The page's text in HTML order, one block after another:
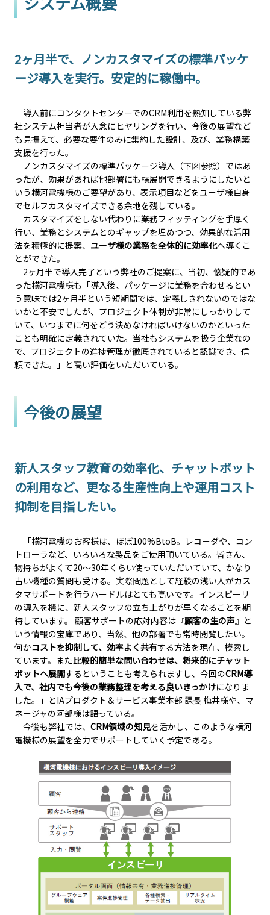
2ヶ月半で、ノンカスタマイズの標準パッケ
ージ導入を実行。安定的に稼働中。
導入前にコンタクトセンターでのCRM利用を熟知している弊
社システム担当者が入念にヒヤリングを行い、今後の展望など
も見据えて、必要な要件のみに集約した設計、及び、業務構築
支援を行った。
ノンカスタマイズの標準パッケージ導入（下図参照）ではあ
ったが、効果があれば他部署にも横展開できるようにしたいと
いう横河電機様のご要望があり、表示項目などをユーザ様自身
でセルフカスタマイズできる余地を残している。
カスタマイズをしない代わりに業務フィッティングを手厚く
行い、業務とシステムとのギャップを埋めつつ、効果的な活用
法を積極的に提案、 ユーザ様の業務を全体的に効率化へ導くこ
とができた。
2ヶ月半で導入完了という弊社のご提案に、当初、懐疑的であ
った横河電機様も「導入後、パッケージに業務を合わせるとい
う意味では2ヶ月半という短期間では、定義しきれないのではな
いかと不安でしたが、プロジェクト体制が非常にしっかりして
いて、いつまでに何をどう決めなければいけないのかといった
ことも明確に定義されていた。当社もシステムを扱う企業なの
で、プロジェクトの進捗管理が徹底されていると認識でき、信
頼できた。」と高い評価をいただいている。
今後の展望
新人スタッフ教育の効率化、チャットボット
の利用など、更なる生産性向上や運用コスト
抑制を目指したい。
「横河電機のお客様は、ほぼ100%BtoB。レコーダや、コン
トローラなど、いろいろな製品をご使用頂いている。皆さん、
物持ちがよくて20～30年くらい使っていただいていて、かなり
古い機種の質問も受ける。実際問題として経験の浅い人がカス
タマサポートを行うハードルはとても高いです。インスピーリ
の導入を機に、新人スタッフの立ち上がりが早くなることを期
待しています。 顧客サポートの応対内容は『顧客の生の声』と
いう情報の宝庫であり、当然、他の部署でも常時閲覧したい。
何かコストを抑制して、効率よく共有する方法を現在、模索し
ています。また比較的簡単な問い合わせは、将来的にチャット
ボットへ展開するということも考えられますし、今回のCRM導
入で、社内でも今後の業務整理を考える良いきっかけになりま
した。」とIAプロダクト＆サービス事業本部 課長 梅井様や、マ
ネージャの阿部様は語っている。
今後も弊社では、 CRM領域の知見を活かし、このような横河
電機様の展望を全力でサポートしていく予定である。